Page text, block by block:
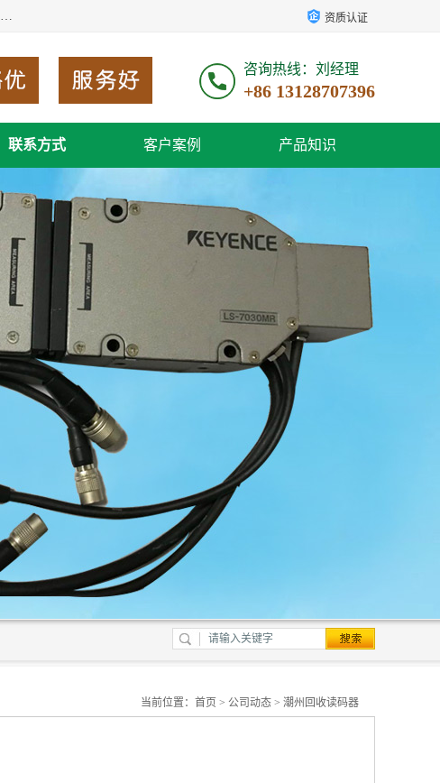
深圳市福田区诚芯源电子商行长期回收基恩士读码器、回收基恩士传感器，高价现金收购个人和工厂库存电子元件，我们以努力处事、以诚信待人，能迅速为客户消化库存、减少仓储、回笼资金，我们交易灵活方便，现金支付，价格合 理，尽量满足客户的要求，提供一条龙服务。 资质认证
咨询热线：刘经理
+86 13128707396
联系方式 客户案例 产品知识
当前位置： 首页 > 公司动态 > 潮州回收读码器